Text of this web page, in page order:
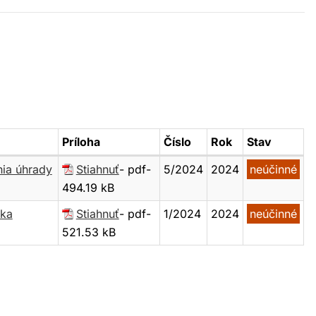
Príloha Číslo Rok
Stav
úhrady
Stiahnuť- pdf-
494.19 kB
5/2024 2024 neúčinné
Stiahnuť- pdf-
521.53 kB
1/2024 2024 neúčinné